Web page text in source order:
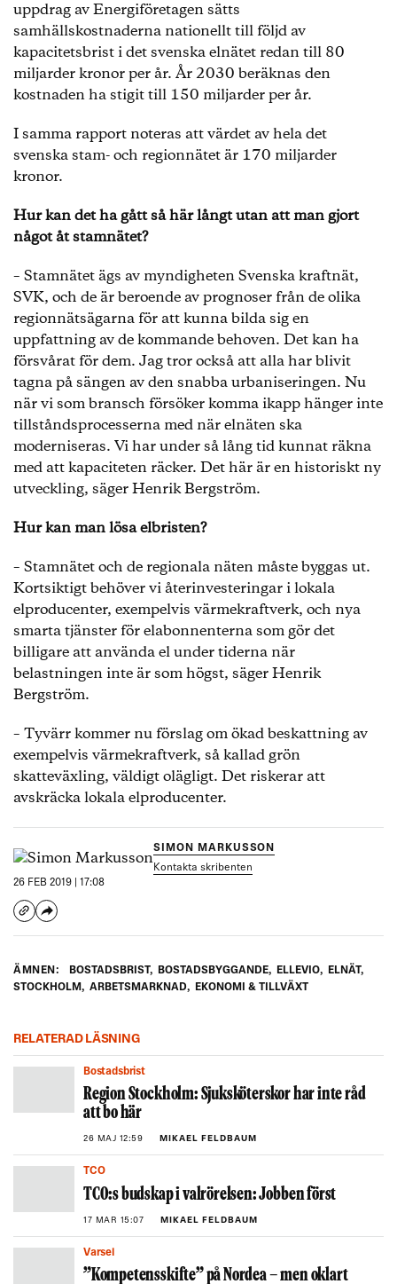
uppdrag av Energiföretagen sätts
samhällskostnaderna nationellt till följd av
kapacitetsbrist i det svenska elnätet redan till 80
miljarder kronor per år. År 2030 beräknas den
kostnaden ha stigit till 150 miljarder per år.
I samma rapport noteras att värdet av hela det
svenska stam- och regionnätet är 170 miljarder
kronor.
Hur kan det ha gått så här långt utan att man gjort
något åt stamnätet?
– Stamnätet ägs av myndigheten Svenska kraftnät,
SVK, och de är beroende av prognoser från de olika
regionnätsägarna för att kunna bilda sig en
uppfattning av de kommande behoven. Det kan ha
försvårat för dem. Jag tror också att alla har blivit
tagna på sängen av den snabba urbaniseringen. Nu
när vi som bransch försöker komma ikapp hänger inte
tillståndsprocesserna med när elnäten ska
moderniseras. Vi har under så lång tid kunnat räkna
med att kapaciteten räcker. Det här är en historiskt ny
utveckling, säger Henrik Bergström.
Hur kan man lösa elbristen?
– Stamnätet och de regionala näten måste byggas ut.
Kortsiktigt behöver vi återinvesteringar i lokala
elproducenter, exempelvis värmekraftverk, och nya
smarta tjänster för elabonnenterna som gör det
billigare att använda el under tiderna när
belastningen inte är som högst, säger Henrik
Bergström.
– Tyvärr kommer nu förslag om ökad beskattning av
exempelvis värmekraftverk, så kallad grön
skatteväxling, väldigt olägligt. Det riskerar att
avskräcka lokala elproducenter.
SIMON MARKUSSON
Kontakta skribenten
26 FEB 2019 | 17:08
ÄMNEN: BOSTADSBRIST, BOSTADSBYGGANDE, ELLEVIO, ELNÄT,
STOCKHOLM, ARBETSMARKNAD, EKONOMI & TILLVÄXT
RELATERAD LÄSNING
Bostadsbrist
Region Stockholm: Sjuksköterskor har inte råd
att bo här
26 MAJ 12:59 MIKAEL FELDBAUM
TCO
TCO:s budskap i valrörelsen: Jobben först
17 MAR 15:07 MIKAEL FELDBAUM
Varsel
”Kompetensskifte” på Nordea – men oklart